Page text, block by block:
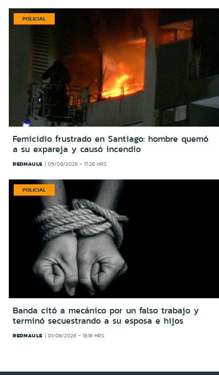
POLICIAL
Femicidio frustrado en Santiago: hombre quemó
a su expareja y causó incendio
REDMAULE 05/08/2026 - 17:26 HRS
POLICIAL
Banda citó a mecánico por un falso trabajo y
terminó secuestrando a su esposa e hijos
REDMAULE 01/08/2026 - 18:18 HRS